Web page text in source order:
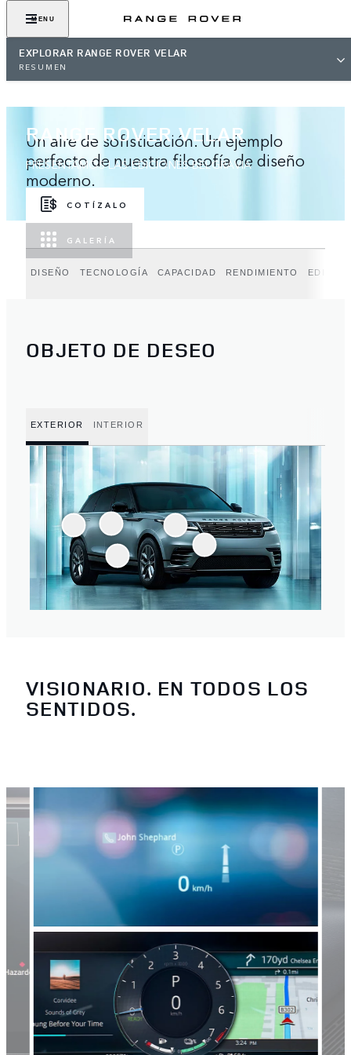
MENU
EXPLORAR RANGE ROVER VELAR
RESUMEN
RANGE ROVER VELAR
PRESENTAMOS LAS EDICIONES BELGRAVIA
COTÍZALO
GALERÍA
Un aire de sofisticación. Un ejemplo
perfecto de nuestra filosofía de diseño
moderno.
DISEÑO TECNOLOGÍA CAPACIDAD RENDIMIENTO
OBJETO DE DESEO
EXTERIOR INTERIOR
VISIONARIO. EN TODOS LOS
SENTIDOS.